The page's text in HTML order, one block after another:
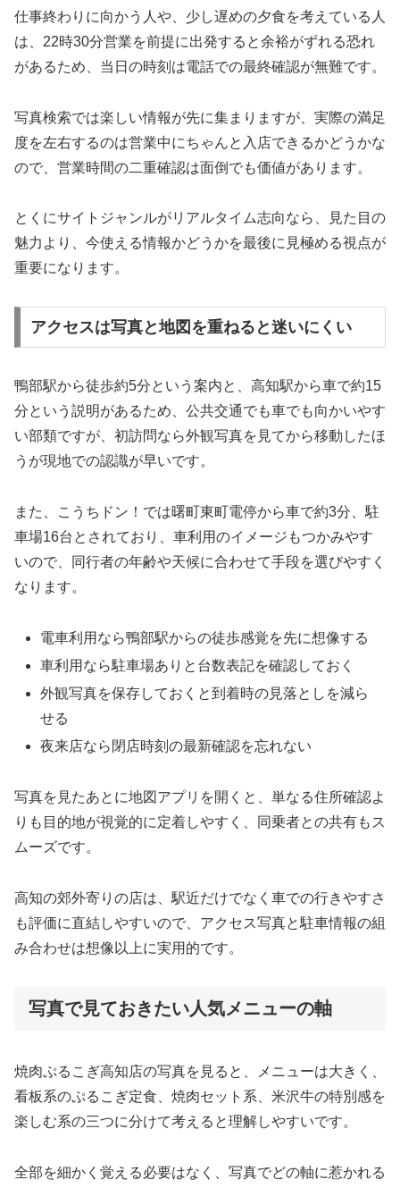
仕事終わりに向かう人や、少し遅めの夕食を考えている人
は、22時30分営業を前提に出発すると余裕がずれる恐れ
があるため、当日の時刻は電話での最終確認が無難です。
写真検索では楽しい情報が先に集まりますが、実際の満足
度を左右するのは営業中にちゃんと入店できるかどうかな
ので、営業時間の二重確認は面倒でも価値があります。
とくにサイトジャンルがリアルタイム志向なら、見た目の
魅力より、今使える情報かどうかを最後に見極める視点が
重要になります。
アクセスは写真と地図を重ねると迷いにくい
鴨部駅から徒歩約5分という案内と、高知駅から車で約15
分という説明があるため、公共交通でも車でも向かいやす
い部類ですが、初訪問なら外観写真を見てから移動したほ
うが現地での認識が早いです。
また、こうちドン！では曙町東町電停から車で約3分、駐
車場16台とされており、車利用のイメージもつかみやす
いので、同行者の年齢や天候に合わせて手段を選びやすく
なります。
電車利用なら鴨部駅からの徒歩感覚を先に想像する
車利用なら駐車場ありと台数表記を確認しておく
外観写真を保存しておくと到着時の見落としを減ら
せる
夜来店なら閉店時刻の最新確認を忘れない
写真を見たあとに地図アプリを開くと、単なる住所確認よ
りも目的地が視覚的に定着しやすく、同乗者との共有もス
ムーズです。
高知の郊外寄りの店は、駅近だけでなく車での行きやすさ
も評価に直結しやすいので、アクセス写真と駐車情報の組
み合わせは想像以上に実用的です。
写真で見ておきたい人気メニューの軸
焼肉ぷるこぎ高知店の写真を見ると、メニューは大きく、
看板系のぷるこぎ定食、焼肉セット系、米沢牛の特別感を
楽しむ系の三つに分けて考えると理解しやすいです。
全部を細かく覚える必要はなく、写真でどの軸に惹かれる